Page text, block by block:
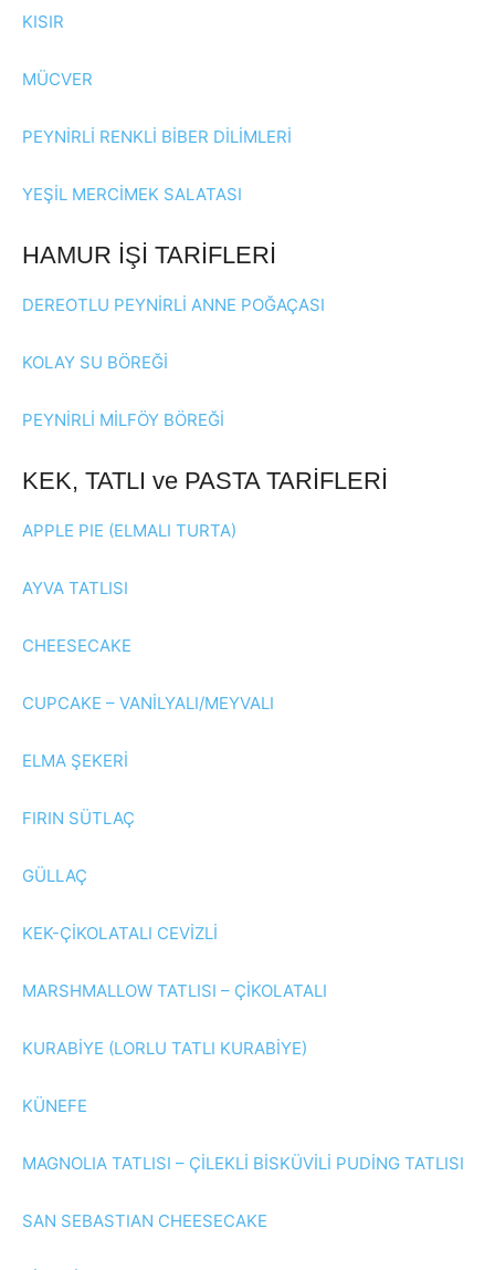
KISIR
MÜCVER
PEYNİRLİ RENKLİ BİBER DİLİMLERİ
YEŞİL MERCİMEK SALATASI
HAMUR İŞİ TARİFLERİ
DEREOTLU PEYNİRLİ ANNE POĞAÇASI
KOLAY SU BÖREĞİ
PEYNİRLİ MİLFÖY BÖREĞİ
KEK, TATLI ve PASTA TARİFLERİ
APPLE PIE (ELMALI TURTA)
AYVA TATLISI
CHEESECAKE
CUPCAKE – VANİLYALI/MEYVALI
ELMA ŞEKERİ
FIRIN SÜTLAÇ
GÜLLAÇ
KEK-ÇİKOLATALI CEVİZLİ
MARSHMALLOW TATLISI – ÇİKOLATALI
KURABİYE (LORLU TATLI KURABİYE)
KÜNEFE
MAGNOLIA TATLISI – ÇİLEKLİ BİSKÜVİLİ PUDİNG TATLISI
SAN SEBASTIAN CHEESECAKE